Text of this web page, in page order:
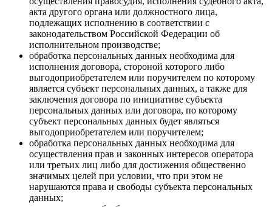
акта другого органа или должностного лица,
подлежащих исполнению в соответствии с
законодательством Российской Федерации об
исполнительном производстве;
обработка персональных данных необходима для
исполнения договора, стороной которого либо
выгодоприобретателем или поручителем по которому
является субъект персональных данных, а также для
заключения договора по инициативе субъекта
персональных данных или договора, по которому
субъект персональных данных будет являться
выгодоприобретателем или поручителем;
обработка персональных данных необходима для
осуществления прав и законных интересов оператора
или третьих лиц либо для достижения общественно
значимых целей при условии, что при этом не
нарушаются права и свободы субъекта персональных
данных;